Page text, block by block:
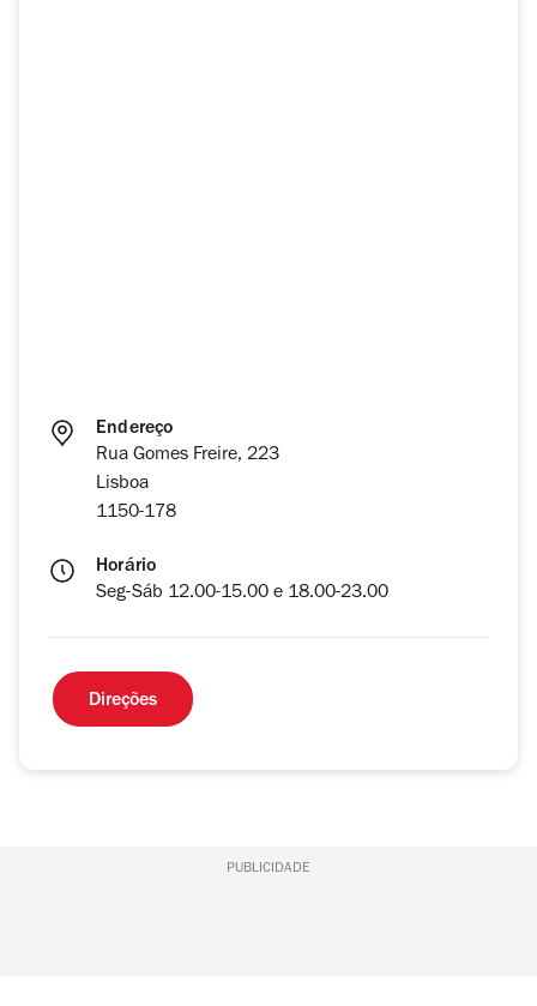
Endereço
Rua Gomes Freire, 223
Lisboa
1150-178
Horário
Seg-Sáb 12.00-15.00 e 18.00-23.00
Direções
PUBLICIDADE